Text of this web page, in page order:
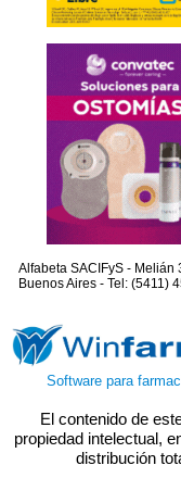
Alfabeta SACIFyS - Melián
Buenos Aires - Tel: (5411)
Software para
El contenido de
propiedad intelectual,
distribución